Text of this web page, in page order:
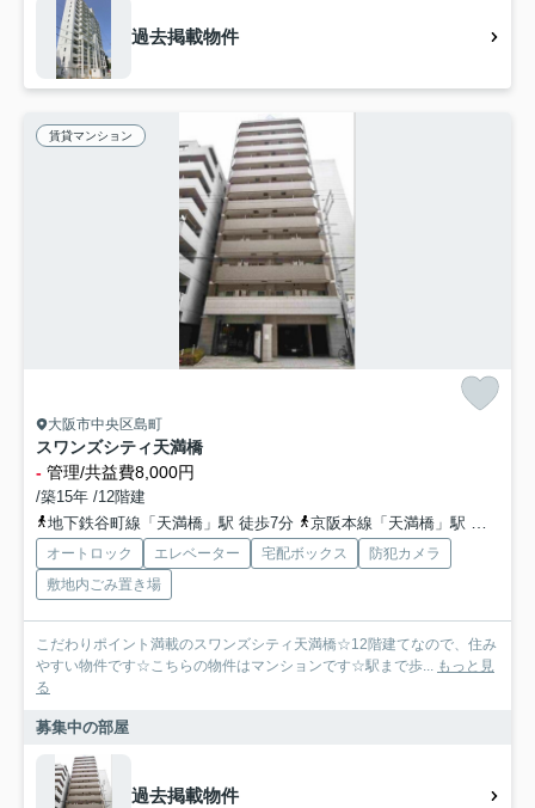
過去掲載物件
賃貸マンション
大阪市中央区島町
スワンズシティ天満橋
- 管理/共益費8,000円
/築15年 /12階建
地下鉄谷町線「天満橋」駅 徒歩7分
京阪本線「天満橋」駅 徒歩7分
オートロック エレベーター 宅配ボックス
防犯カメラ
敷地内ごみ置き場
こだわりポイント満載のスワンズシティ天満橋☆12階建てなので、住み
やすい物件です☆こちらの物件はマンションです☆駅まで歩... もっと見
る
募集中の部屋
過去掲載物件